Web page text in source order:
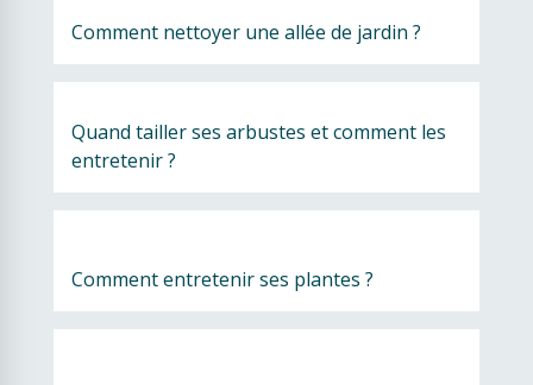
Comment nettoyer une allée de jardin ?
Quand tailler ses arbustes et comment les
entretenir ?
Comment entretenir ses plantes ?